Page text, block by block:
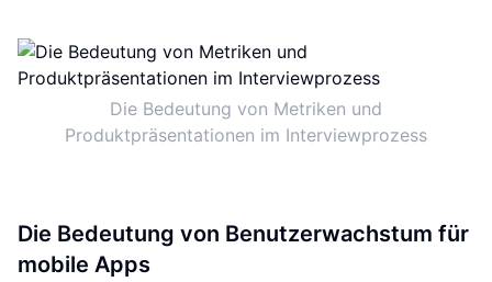
Die Bedeutung von Metriken und
Produktpräsentationen im Interviewprozess
Die Bedeutung von Benutzerwachstum für
mobile Apps